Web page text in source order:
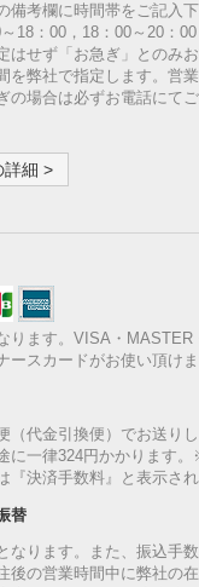
備考欄に時間帯をご記入
18：00，18：00～20：00
はせず「お急ぎ」とのみ
を弊社で指定します。営
の場合は必ずお電話にて
詳細 >
ります。VISA・MASTER
ースカードがお使い頂けま
（代金引換便）でお送り
に一律324円かかります
『決済手数料』と表示され
替
なります。また、振込手
後の営業時間中に弊社の在